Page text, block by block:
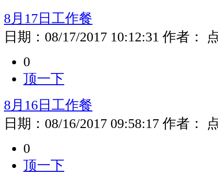
8月17日工作餐
日期： 08/17/2017 10:12:31 作者：
0
顶一下
8月16日工作餐
日期： 08/16/2017 09:58:17 作者：
0
顶一下